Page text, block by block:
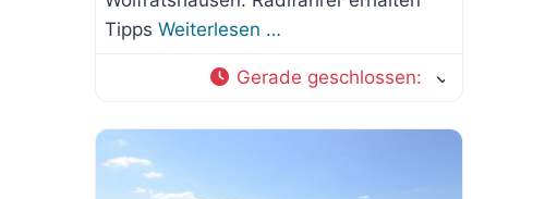
Tipps Weiterlesen …
Gerade geschlossen: